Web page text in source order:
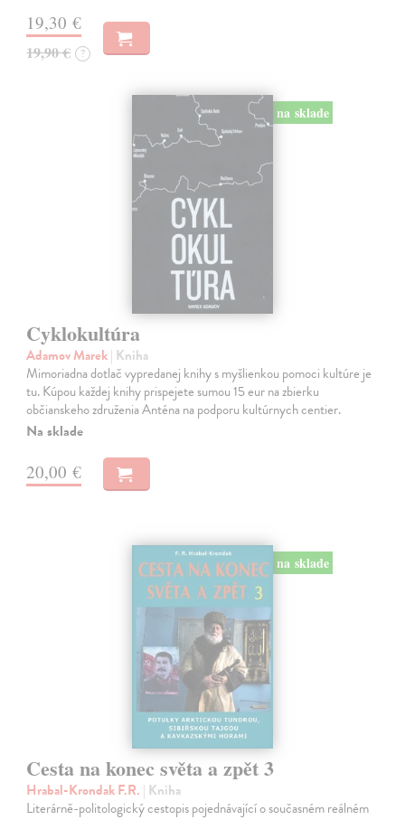
19,30 €
19,90 € ?
na sklade
Cyklokultúra
Adamov Marek| Kniha
Mimoriadna dotlač vypredanej knihy s myšlienkou pomoci kultúre je
tu. Kúpou každej knihy prispejete sumou 15 eur na zbierku
občianskeho združenia Anténa na podporu kultúrnych centier.
Na sklade
20,00 €
na sklade
Cesta na konec světa a zpět 3
Hrabal-Krondak F.R. | Kniha
Literárně-politologický cestopis pojednávající o současném reálném